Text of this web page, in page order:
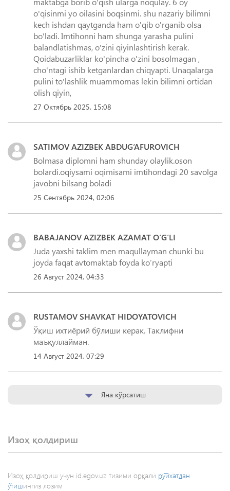
o'qisinmi yo oilasini boqsinmi. shu nazariy bilimni
kech ishdan qaytganda ham o'qib o'rganib olsa
bo'ladi. Imtihonni ham shunga yarasha pulini
balandlatishmas, o'zini qiyinlashtirish kerak.
Qoidabuzarliklar ko'pincha o'zini bosolmagan ,
cho'ntagi ishib ketganlardan chiqyapti. Unaqalarga
pulini to'lashlik muammomas lekin bilimni ortidan
olish qiyin,
27 Октябрь 2025, 15:08
SATIMOV AZIZBEK ABDUG‘AFUROVICH
Bolmasa diplomni ham shunday olaylik.oson
bolardi.oqiysami oqimisami imtihondagi 20 savolga
javobni bilsang boladi
25 Сентябрь 2024, 02:06
BABAJANOV AZIZBEK AZAMAT O‘G‘LI
Juda yaxshi taklim men maqullayman chunki bu
joyda faqat avtomaktab foyda ko’ryapti
26 Август 2024, 04:33
RUSTAMOV SHAVKAT HIDOYATOVICH
Ўқиш ихтиёрий бўлиши керак. Таклифни
маъқуллайман.
14 Август 2024, 07:29
Яна кўрсатиш
Изоҳ қолдириш
Изоҳ қолдириш учун id.egov.uz тизими орқали рўйхатдан
ўтишингиз лозим